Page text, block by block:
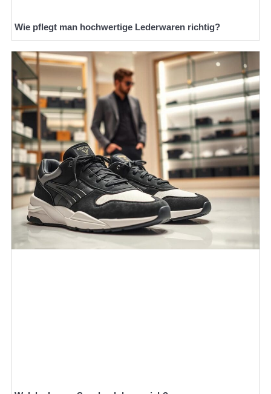
Wie pflegt man hochwertige Lederwaren richtig?